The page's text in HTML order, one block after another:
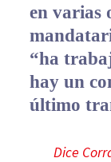
en varias
“ha
hay un
último
Dice